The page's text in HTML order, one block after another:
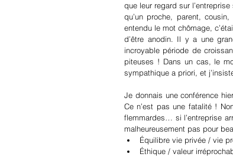
que leur regard sur
qu’un proche, parent,
entendu le mot chômage,
d’être anodin. Il y a une
incroyable période de
piteuses ! Dans un cas, le
sympathique a priori, et
Je donnais une conférence
Ce n’est pas une fatalité !
flemmardes… si l’entreprise
malheureusement pas pour
Équilibre vie privée / vie
Éthique / valeur